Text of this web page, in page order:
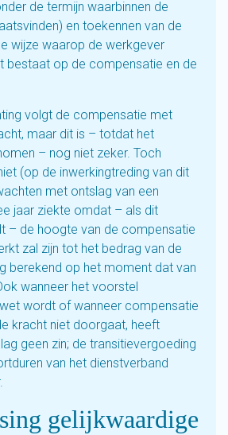
de termijn waarbinnen de
en toekennen van de
wijze waarop de werkgever
bestaat op de compensatie en de
volgt de compensatie met
maar dit is – totdat het
– nog niet zeker. Toch
(op de inwerkingtreding van dit
met ontslag van een
jaar ziekte omdat – als dit
– de hoogte van de compensatie
zal zijn tot het bedrag van de
berekend op het moment dat van
wanneer het voorstel
wordt of wanneer compensatie
kracht niet doorgaat, heeft
geen zin; de transitievergoeding
van het dienstverband
gelijkwaardige